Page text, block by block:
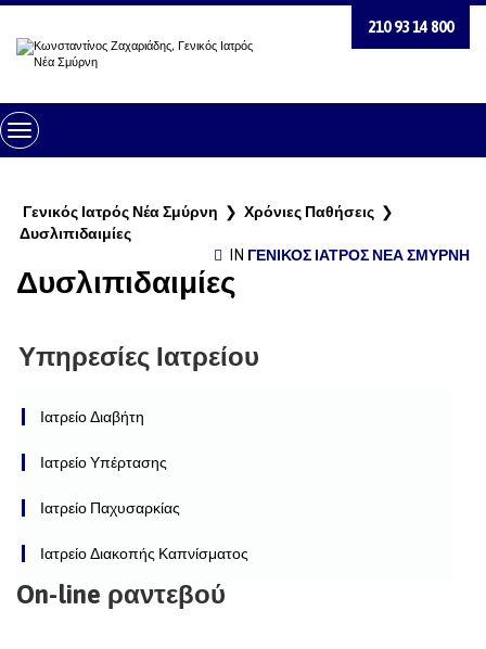
210 93 14 800
Toggle
Navigation
Γενικός Ιατρός Νέα Σμύρνη ❯ Χρόνιες Παθήσεις ❯
Δυσλιπιδαιμίες
IN ΓΕΝΙΚΌΣ ΙΑΤΡΌΣ ΝΈΑ ΣΜΎΡΝΗ
Δυσλιπιδαιμίες
Υπηρεσίες Ιατρείου
Ιατρείο Διαβήτη
Ιατρείο Υπέρτασης
Ιατρείο Παχυσαρκίας
Ιατρείο Διακοπής Καπνίσματος
On-line ραντεβού